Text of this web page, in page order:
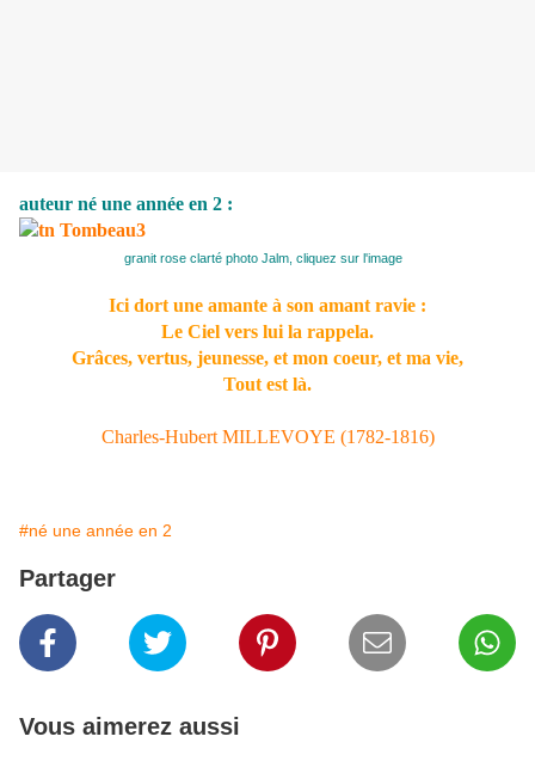
auteur né une année en 2 :
granit rose clarté photo Jalm, cliquez sur l'image
Ici dort une amante à son amant ravie :
Le Ciel vers lui la rappela.
Grâces, vertus, jeunesse, et mon coeur, et ma vie,
Tout est là.
Charles-Hubert MILLEVOYE (1782-1816)
#né une année en 2
Partager
Vous aimerez aussi